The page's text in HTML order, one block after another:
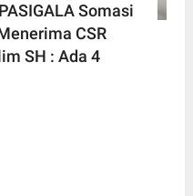
Somasi
CSR
SH : Ada 4